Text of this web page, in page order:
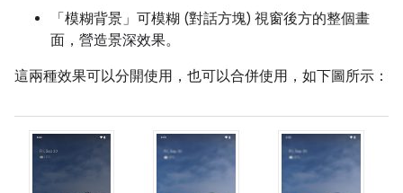
「模糊背景」 可模糊 (對話方塊) 視窗後方的整個畫
面，營造景深效果。
這兩種效果可以分開使用，也可以合併使用，如下圖所示：